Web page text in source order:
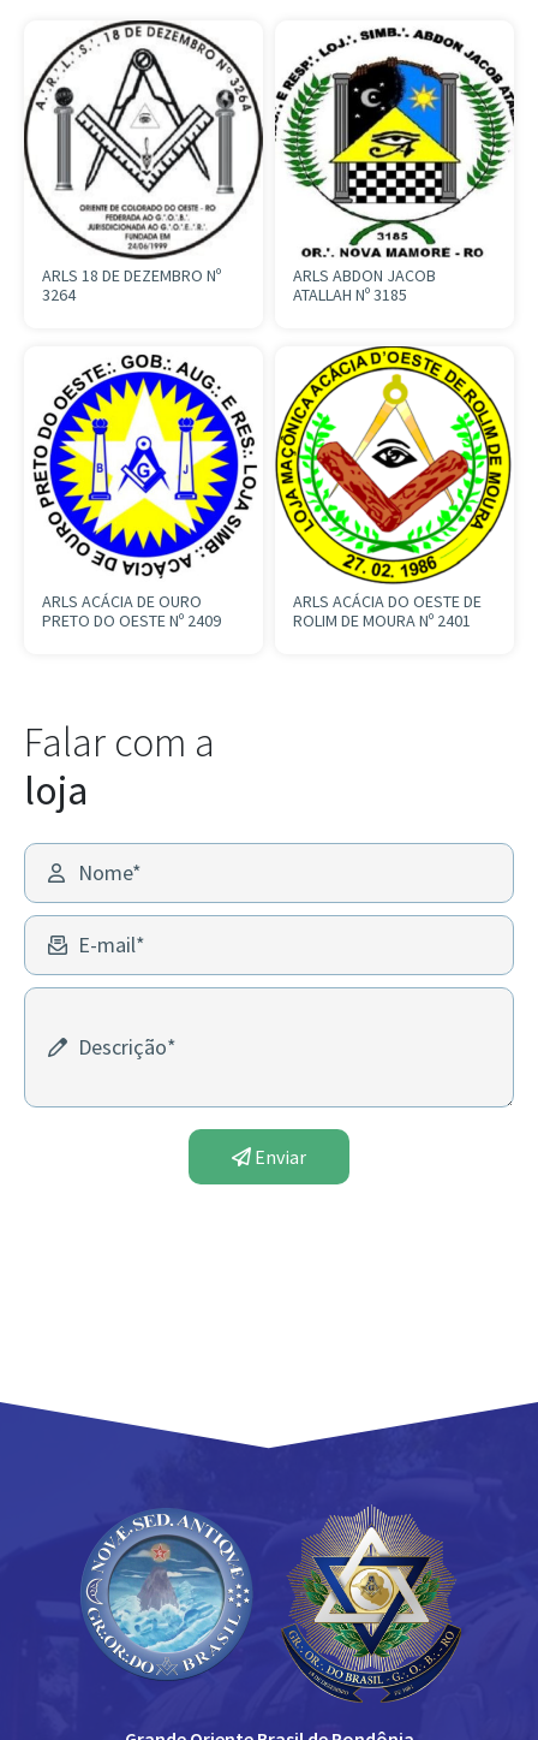
ARLS 18 DE DEZEMBRO Nº
3264
ARLS ABDON JACOB
ATALLAH Nº 3185
ARLS ACÁCIA DE OURO
PRETO DO OESTE Nº 2409
ARLS ACÁCIA DO OESTE DE
ROLIM DE MOURA Nº 2401
Falar com a
loja
Nome*
E-mail*
Descrição*
Enviar